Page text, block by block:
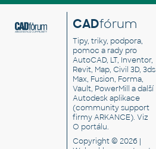
CADfórum
Tipy, triky, podpora,
pomoc a rady pro
AutoCAD, LT, Inventor,
Revit, Map, Civil 3D, 3ds
Max, Fusion, Forma,
Vault, PowerMill a další
Autodesk aplikace
(community support
firmy ARKANCE). Viz
O portálu.
Copyright © 2026 |